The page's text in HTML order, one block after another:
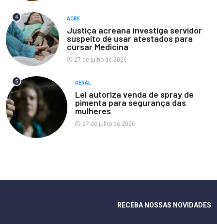
4 ACRE
Justiça acreana investiga servidor
suspeito de usar atestados para
cursar Medicina
27 de julho de 2026
5 GERAL
Lei autoriza venda de spray de
pimenta para segurança das
mulheres
27 de julho de 2026
RECEBA NOSSAS NOVIDADES